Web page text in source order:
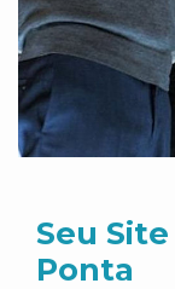
Seu
Ponta